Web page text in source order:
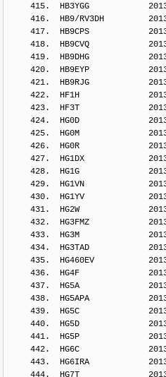
415.  HB3YGG
416.  HB9/RV3DH
417.  HB9CPS
418.  HB9CVQ
419.  HB9DHG
420.  HB9EYP
421.  HB9RJG
422.  HF1H
423.  HF3T
424.  HG0D
425.  HG0M
426.  HG0R
427.  HG1DX
428.  HG1G
429.  HG1VN
430.  HG1YV
431.  HG2W
432.  HG3FMZ
433.  HG3M
434.  HG3TAD
435.  HG460EV
436.  HG4F
437.  HG5A
438.  HG5APA
439.  HG5C
440.  HG5D
441.  HG5P
442.  HG6C
443.  HG6IRA
444.  HG7T